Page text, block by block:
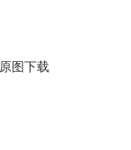
原图下载